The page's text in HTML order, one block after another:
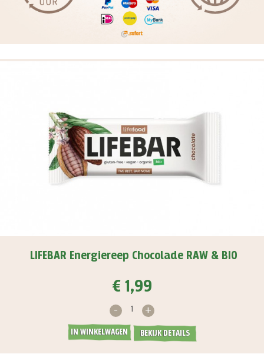
LIFEBAR Energiereep Chocolade RAW & BIO
€ 1,99
- +
IN WINKELWAGEN BEKIJK DETAILS